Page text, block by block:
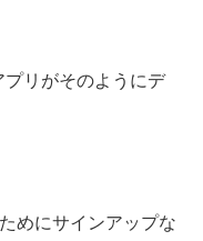
リがそのようにデ
めにサインアップな